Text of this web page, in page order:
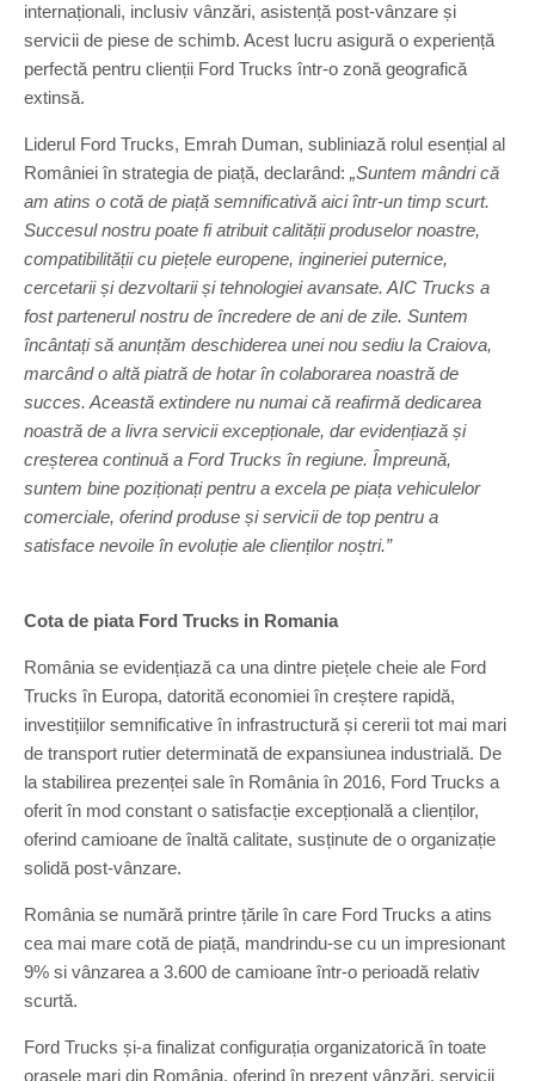
internaționali, inclusiv vânzări, asistență post-vânzare și
servicii de piese de schimb. Acest lucru asigură o experiență
perfectă pentru clienții Ford Trucks într-o zonă geografică
extinsă.
Liderul Ford Trucks, Emrah Duman, subliniază rolul esențial al
României în strategia de piață, declarând: „Suntem mândri că
am atins o cotă de piață semnificativă aici într-un timp scurt.
Succesul nostru poate fi atribuit calității produselor noastre,
compatibilității cu piețele europene, ingineriei puternice,
cercetarii și dezvoltarii și tehnologiei avansate. AIC Trucks a
fost partenerul nostru de încredere de ani de zile. Suntem
încântați să anunțăm deschiderea unei nou sediu la Craiova,
marcând o altă piatră de hotar în colaborarea noastră de
succes. Această extindere nu numai că reafirmă dedicarea
noastră de a livra servicii excepționale, dar evidențiază și
creșterea continuă a Ford Trucks în regiune. Împreună,
suntem bine poziționați pentru a excela pe piața vehiculelor
comerciale, oferind produse și servicii de top pentru a
satisface nevoile în evoluție ale clienților noștri.”
Cota de piata Ford Trucks in Romania
România se evidențiază ca una dintre piețele cheie ale Ford
Trucks în Europa, datorită economiei în creștere rapidă,
investițiilor semnificative în infrastructură și cererii tot mai mari
de transport rutier determinată de expansiunea industrială. De
la stabilirea prezenței sale în România în 2016, Ford Trucks a
oferit în mod constant o satisfacție excepțională a clienților,
oferind camioane de înaltă calitate, susținute de o organizație
solidă post-vânzare.
România se numără printre țările în care Ford Trucks a atins
cea mai mare cotă de piață, mandrindu-se cu un impresionant
9% si vânzarea a 3.600 de camioane într-o perioadă relativ
scurtă.
Ford Trucks și-a finalizat configurația organizatorică în toate
orașele mari din România, oferind în prezent vânzări, servicii